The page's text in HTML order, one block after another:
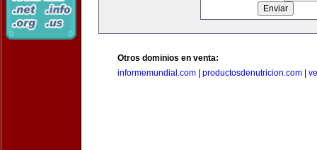
Otros dominios en venta:
informemundial.com
productosdenutricion.com